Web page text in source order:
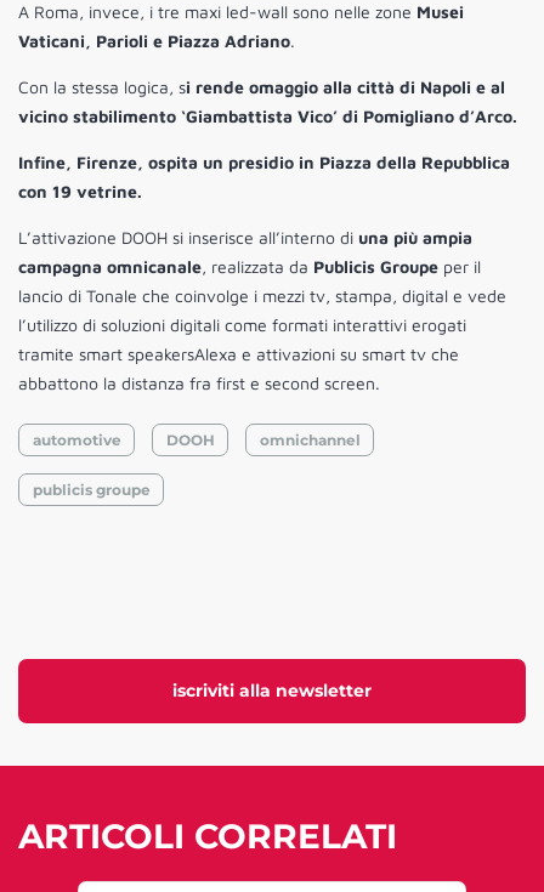
iscriviti alla newsletter
A Roma, invece, i tre maxi led-wall sono nelle zone Musei
Vaticani, Parioli e Piazza Adriano.
Con la stessa logica, si rende omaggio alla città di Napoli e al
vicino stabilimento ‘Giambattista Vico’ di Pomigliano d’Arco.
Infine, Firenze, ospita un presidio in Piazza della Repubblica
con 19 vetrine.
L’attivazione DOOH si inserisce all’interno di una più ampia
campagna omnicanale, realizzata da Publicis Groupe per il
lancio di Tonale che coinvolge i mezzi tv, stampa, digital e vede
l’utilizzo di soluzioni digitali come formati interattivi erogati
tramite smart speakersAlexa e attivazioni su smart tv che
abbattono la distanza fra first e second screen.
automotive DOOH omnichannel
publicis groupe
ARTICOLI CORRELATI